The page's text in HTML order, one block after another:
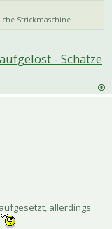
Strickmaschine
- Schätze
allerdings